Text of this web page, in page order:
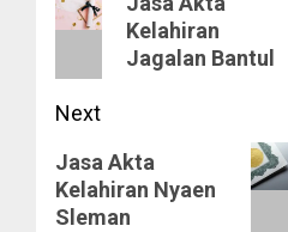
post:
Kelahiran
Jagalan Bantul
Next
Next
post:
Jasa Akta
Kelahiran Nyaen
Sleman